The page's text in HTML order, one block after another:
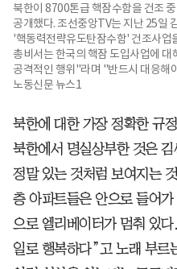
북한이 8700톤급 핵잠수함을 건조
공개했다. 조선중앙TV는 지난 25일
'핵동력전략유도탄잠수함' 건조사업
총비서는 한국의 핵잠 도입사업에
공격적인 행위"라며 "반드시 대응해
노동신문 뉴스1
북한에 대한 가장 정확한 규
북한에서 명실상부한 것은
정말 있는 것처럼 보여지는
층 아파트들은 안으로 들어
으로 엘리베이터가 멈춰 있
일로 행복하다”고 노래 부르